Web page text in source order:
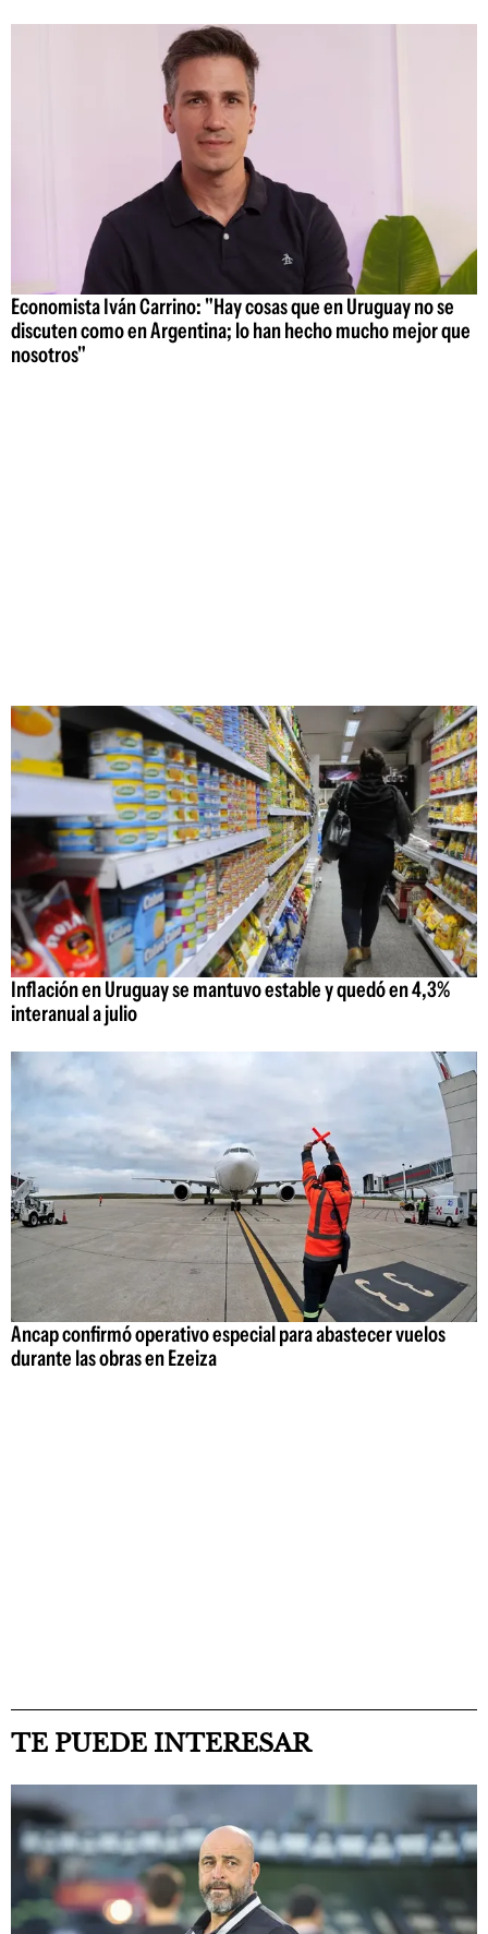
Economista Iván Carrino: "Hay cosas que en Uruguay no se
discuten como en Argentina; lo han hecho mucho mejor que
nosotros"
Inflación en Uruguay se mantuvo estable y quedó en 4,3%
interanual a julio
Ancap confirmó operativo especial para abastecer vuelos
durante las obras en Ezeiza
TE PUEDE INTERESAR